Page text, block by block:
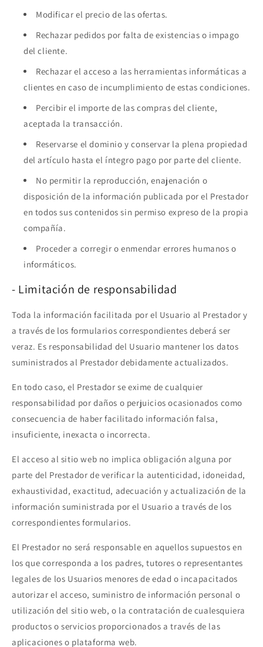
Modificar el precio de las ofertas.
Rechazar pedidos por falta de existencias o impago
del cliente.
Rechazar el acceso a las herramientas informáticas a
clientes en caso de incumplimiento de estas condiciones.
Percibir el importe de las compras del cliente,
aceptada la transacción.
Reservarse el dominio y conservar la plena propiedad
del artículo hasta el íntegro pago por parte del cliente.
No permitir la reproducción, enajenación o
disposición de la información publicada por el Prestador
en todos sus contenidos sin permiso expreso de la propia
compañía.
Proceder a corregir o enmendar errores humanos o
informáticos.
- Limitación de responsabilidad
Toda la información facilitada por el Usuario al Prestador y
a través de los formularios correspondientes deberá ser
veraz. Es responsabilidad del Usuario mantener los datos
suministrados al Prestador debidamente actualizados.
En todo caso, el Prestador se exime de cualquier
responsabilidad por daños o perjuicios ocasionados como
consecuencia de haber facilitado información falsa,
insuficiente, inexacta o incorrecta.
El acceso al sitio web no implica obligación alguna por
parte del Prestador de verificar la autenticidad, idoneidad,
exhaustividad, exactitud, adecuación y actualización de la
información suministrada por el Usuario a través de los
correspondientes formularios.
El Prestador no será responsable en aquellos supuestos en
los que corresponda a los padres, tutores o representantes
legales de los Usuarios menores de edad o incapacitados
autorizar el acceso, suministro de información personal o
utilización del sitio web, o la contratación de cualesquiera
productos o servicios proporcionados a través de las
aplicaciones o plataforma web.